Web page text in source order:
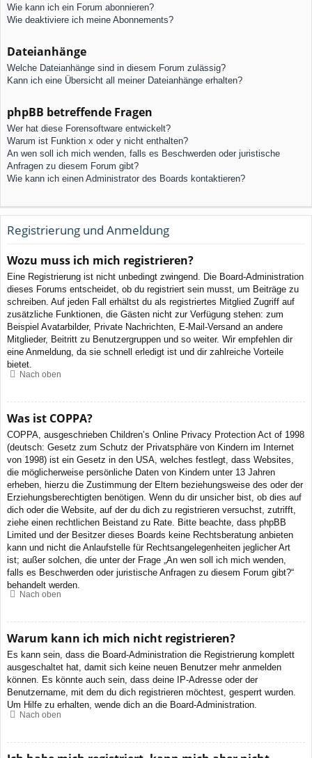
Wie kann ich ein Forum abonnieren?
Wie deaktiviere ich meine Abonnements?
Dateianhänge
Welche Dateianhänge sind in diesem Forum zulässig?
Kann ich eine Übersicht all meiner Dateianhänge erhalten?
phpBB betreffende Fragen
Wer hat diese Forensoftware entwickelt?
Warum ist Funktion x oder y nicht enthalten?
An wen soll ich mich wenden, falls es Beschwerden oder juristische
Anfragen zu diesem Forum gibt?
Wie kann ich einen Administrator des Boards kontaktieren?
Registrierung und Anmeldung
Wozu muss ich mich registrieren?
Eine Registrierung ist nicht unbedingt zwingend. Die Board-Administration
dieses Forums entscheidet, ob du registriert sein musst, um Beiträge zu
schreiben. Auf jeden Fall erhältst du als registriertes Mitglied Zugriff auf
zusätzliche Funktionen, die Gästen nicht zur Verfügung stehen: zum
Beispiel Avatarbilder, Private Nachrichten, E-Mail-Versand an andere
Mitglieder, Beitritt zu Benutzergruppen und so weiter. Wir empfehlen dir
eine Anmeldung, da sie schnell erledigt ist und dir zahlreiche Vorteile
bietet.
Nach oben
Was ist COPPA?
COPPA, ausgeschrieben Children’s Online Privacy Protection Act of 1998
(deutsch: Gesetz zum Schutz der Privatsphäre von Kindern im Internet
von 1998) ist ein Gesetz in den USA, welches festlegt, dass Websites,
die möglicherweise persönliche Daten von Kindern unter 13 Jahren
erheben, hierzu die Zustimmung der Eltern beziehungsweise des oder der
Erziehungsberechtigten benötigen. Wenn du dir unsicher bist, ob dies auf
dich oder die Website, auf der du dich zu registrieren versuchst, zutrifft,
ziehe einen rechtlichen Beistand zu Rate. Bitte beachte, dass phpBB
Limited und der Besitzer dieses Boards keine Rechtsberatung anbieten
kann und nicht die Anlaufstelle für Rechtsangelegenheiten jeglicher Art
ist; außer solchen, die unter der Frage „An wen soll ich mich wenden,
falls es Beschwerden oder juristische Anfragen zu diesem Forum gibt?“
behandelt werden.
Nach oben
Warum kann ich mich nicht registrieren?
Es kann sein, dass die Board-Administration die Registrierung komplett
ausgeschaltet hat, damit sich keine neuen Benutzer mehr anmelden
können. Es könnte auch sein, dass deine IP-Adresse oder der
Benutzername, mit dem du dich registrieren möchtest, gesperrt wurden.
Um Hilfe zu erhalten, wende dich an die Board-Administration.
Nach oben